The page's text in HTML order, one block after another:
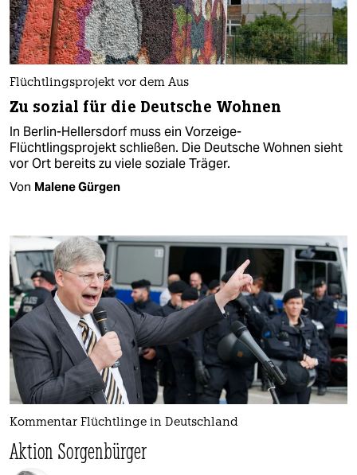
Flüchtlingsprojekt vor dem Aus
Zu sozial für die Deutsche Wohnen
In Berlin-Hellersdorf muss ein Vorzeige-
Flüchtlingsprojekt schließen. Die Deutsche Wohnen sieht
vor Ort bereits zu viele soziale Träger.
Von Malene Gürgen
Kommentar Flüchtlinge in Deutschland
Aktion Sorgenbürger